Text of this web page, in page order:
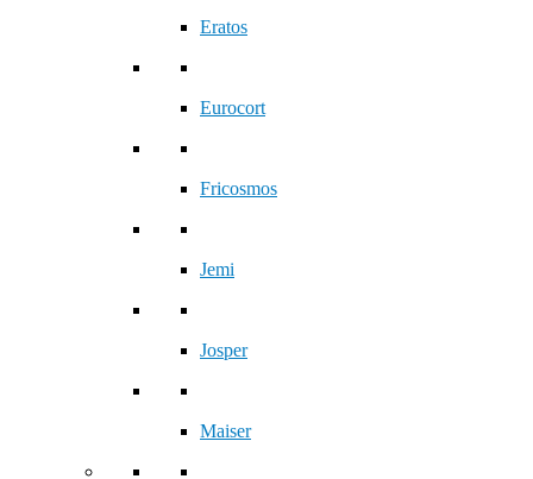
Eratos
Eurocort
Fricosmos
Jemi
Josper
Maiser